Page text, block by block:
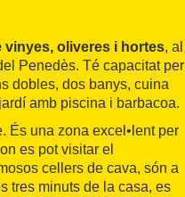
vinyes, oliveres i hortes, al
Penedès. Té capacitat per
dobles, dos banys, cuina
amb piscina i barbacoa.
És una zona excel•lent per
es pot visitar el
cellers de cava, són a
tres minuts de la casa, es